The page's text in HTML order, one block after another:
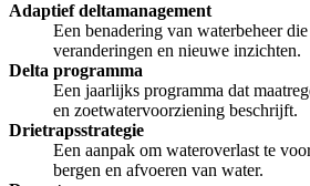
Adaptief deltamanagement
Een benadering van waterbeheer
veranderingen en nieuwe inzichten.
Delta programma
Een jaarlijks programma dat
en zoetwatervoorziening beschrijft.
Drietrapsstrategie
Een aanpak om wateroverlast te
bergen en afvoeren van water.